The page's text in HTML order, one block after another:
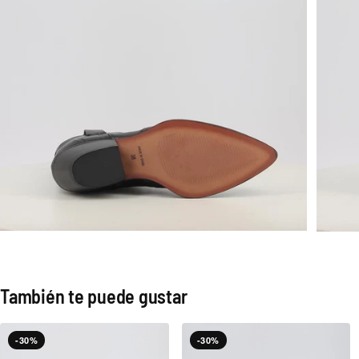
También te puede gustar
-30% -30%